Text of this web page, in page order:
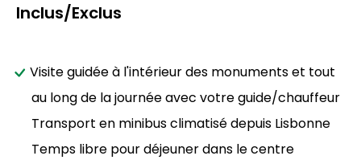
Inclus/Exclus
Visite guidée à l'intérieur des monuments et tout
au long de la journée avec votre guide/chauffeur
Transport en minibus climatisé depuis Lisbonne
Temps libre pour déjeuner dans le centre